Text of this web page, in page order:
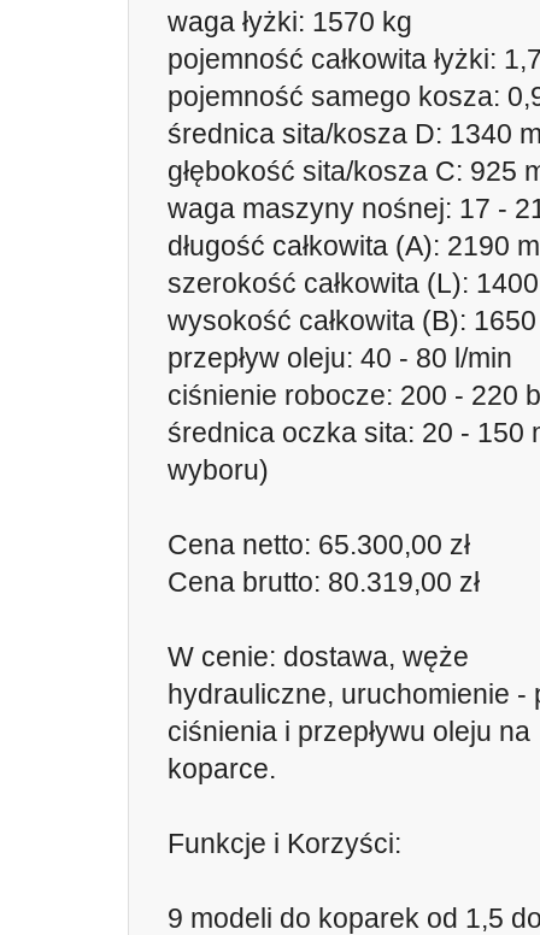
waga łyżki: 1570 kg
pojemność całkowita łyżki:
pojemność samego kosza:
średnica sita/kosza D: 1340
głębokość sita/kosza C: 925
waga maszyny nośnej: 17 -
długość całkowita (A): 2190
szerokość całkowita (L):
wysokość całkowita (B):
przepływ oleju: 40 - 80 l/min
ciśnienie robocze: 200 - 220
średnica oczka sita: 20 - 150
wyboru)
Cena netto: 65.300,00 zł
Cena brutto: 80.319,00 zł
W cenie: dostawa, węże
hydrauliczne, uruchomienie -
ciśnienia i przepływu oleju na
koparce.
Funkcje i Korzyści:
9 modeli do koparek od 1,5